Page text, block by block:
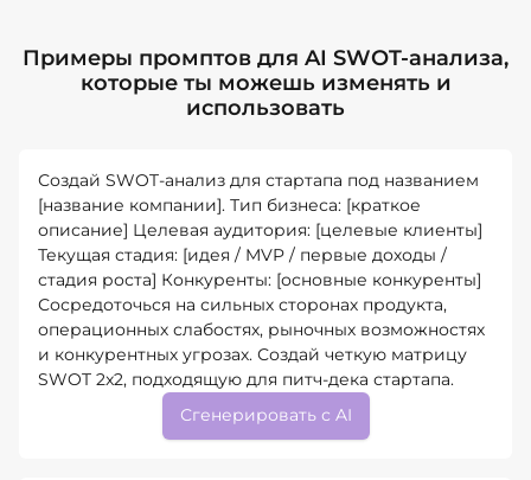
Примеры промптов для AI SWOT-анализа,
которые ты можешь изменять и
использовать
Создай SWOT-анализ для стартапа под названием
[название компании]. Тип бизнеса: [краткое
описание] Целевая аудитория: [целевые клиенты]
Текущая стадия: [идея / MVP / первые доходы /
стадия роста] Конкуренты: [основные конкуренты]
Сосредоточься на сильных сторонах продукта,
операционных слабостях, рыночных возможностях
и конкурентных угрозах. Создай четкую матрицу
SWOT 2x2, подходящую для питч-дека стартапа.
Сгенерировать с AI